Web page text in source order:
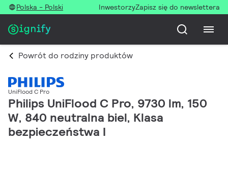
Polska - Polski InwestorzyZapisz się do newslettera
Powrót do rodziny produktów
UniFlood C Pro
Philips UniFlood C Pro, 9730 lm, 150
W, 840 neutralna biel, Klasa
bezpieczeństwa I